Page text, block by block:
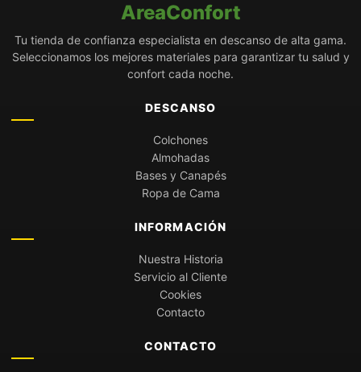
AreaConfort
Tu tienda de confianza especialista en descanso de alta gama.
Seleccionamos los mejores materiales para garantizar tu salud y
confort cada noche.
DESCANSO
Colchones
Almohadas
Bases y Canapés
Ropa de Cama
INFORMACIÓN
Nuestra Historia
Servicio al Cliente
Cookies
Contacto
CONTACTO